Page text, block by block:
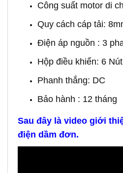
Công suất motor di
Quy cách cáp tải:
Điện áp nguồn : 3
Hộp điều khiển: 6 Nút
Phanh thắng: DC
Bảo hành : 12 tháng
Sau đây là video giới
điện dầm đơn.